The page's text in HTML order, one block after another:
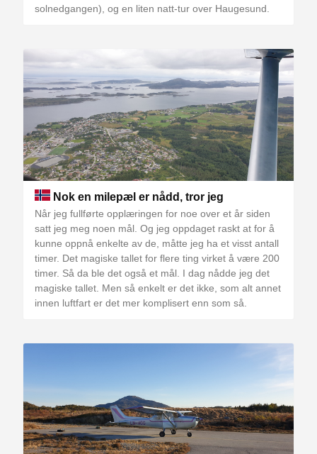
solnedgangen), og en liten natt-tur over Haugesund.
Nok en milepæl er nådd, tror jeg
Når jeg fullførte opplæringen for noe over et år siden
satt jeg meg noen mål. Og jeg oppdaget raskt at for å
kunne oppnå enkelte av de, måtte jeg ha et visst antall
timer. Det magiske tallet for flere ting virket å være 200
timer. Så da ble det også et mål. I dag nådde jeg det
magiske tallet. Men så enkelt er det ikke, som alt annet
innen luftfart er det mer komplisert enn som så.